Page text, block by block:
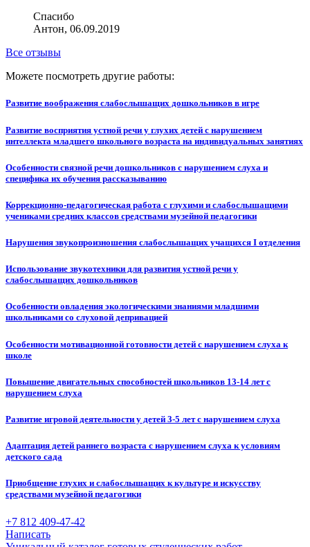
Спасибо
Антон, 06.09.2019
Все отзывы
Можете посмотреть другие работы:
Развитие воображения слабослышащих дошкольников в игре
Развитие восприятия устной речи у глухих детей с нарушением
интеллекта младшего школьного возраста на индивидуальных занятиях
Особенности связной речи дошкольников с нарушением слуха и
специфика их обучения рассказыванию
Коррекционно-педагогическая работа с глухими и слабослышащими
учениками средних классов средствами музейной педагогики
Нарушения звукопроизношения слабослышащих учащихся I отделения
Использование звукотехники для развития устной речи у
слабослышащих дошкольников
Особенности овладения экологическими знаниями младшими
школьниками со слуховой депривацией
Особенности мотивационной готовности детей с нарушением слуха к
школе
Повышение двигательных способностей школьников 13-14 лет с
нарушением слуха
Развитие игровой деятельности у детей 3-5 лет с нарушением слуха
Адаптация детей раннего возраста с нарушением слуха к условиям
детского сада
Приобщение глухих и слабослышащих к культуре и искусству
средствами музейной педагогики
+7 812 409-47-42
Написать